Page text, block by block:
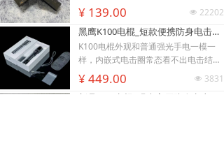
型防身电击棍采用核心双侧高压导电片
为独有防抢设计，歹徒伸手抢夺机身时
即刻遭电击弹开，杜绝武器被反夺反噬
自身；凸起蘑菇触头穿透力强，厚棉
衣、牛仔外套也能顺利导通电流。强光
LED 可先炫目干扰对手视线，再近身电
击制敌，双重战术配合提升脱身概率。
넶 22202
¥ 139.00
黑鹰K100电棍_短款便携防身电击棍_大功率高压电棍带电量显示_强光照明typeC接口电击手电防身器材_电棍专买商城官网
K100电棍外观和普通强光手电一模一
样，内嵌式电击圈常态看不出电击结
构，隐蔽性远超传统露触头电棍。6061
-T6 航空铝机身抗摔耐磨，灯头莲花齿
넶 3831
¥ 449.00
낙
购物车
넙
我的